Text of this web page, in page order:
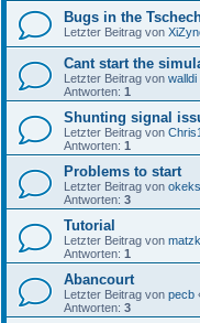
Bugs in the
Letzter Beitrag von
Cant start the
Letzter Beitrag von walldi
Antworten: 1
Shunting signal
Letzter Beitrag von
Antworten: 1
Problems to start
Letzter Beitrag von okeks
Antworten: 3
Tutorial
Letzter Beitrag von
Antworten: 1
Abancourt
Letzter Beitrag von pecb
Antworten: 3